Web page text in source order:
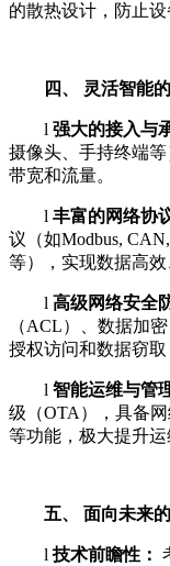
的散热设计，防止设
四、 灵活智能
l 强大的接入与
摄像头、手持终端
带宽和流量。
l 丰富的网络协
议（如Modbus,
等），实现数据高效
l 高级网络安全
（ACL）、数据加
授权访问和数据窃取
l 智能运维与管
级（OTA），具备
等功能，极大提升运
五、 面向未来
l 技术前瞻性：